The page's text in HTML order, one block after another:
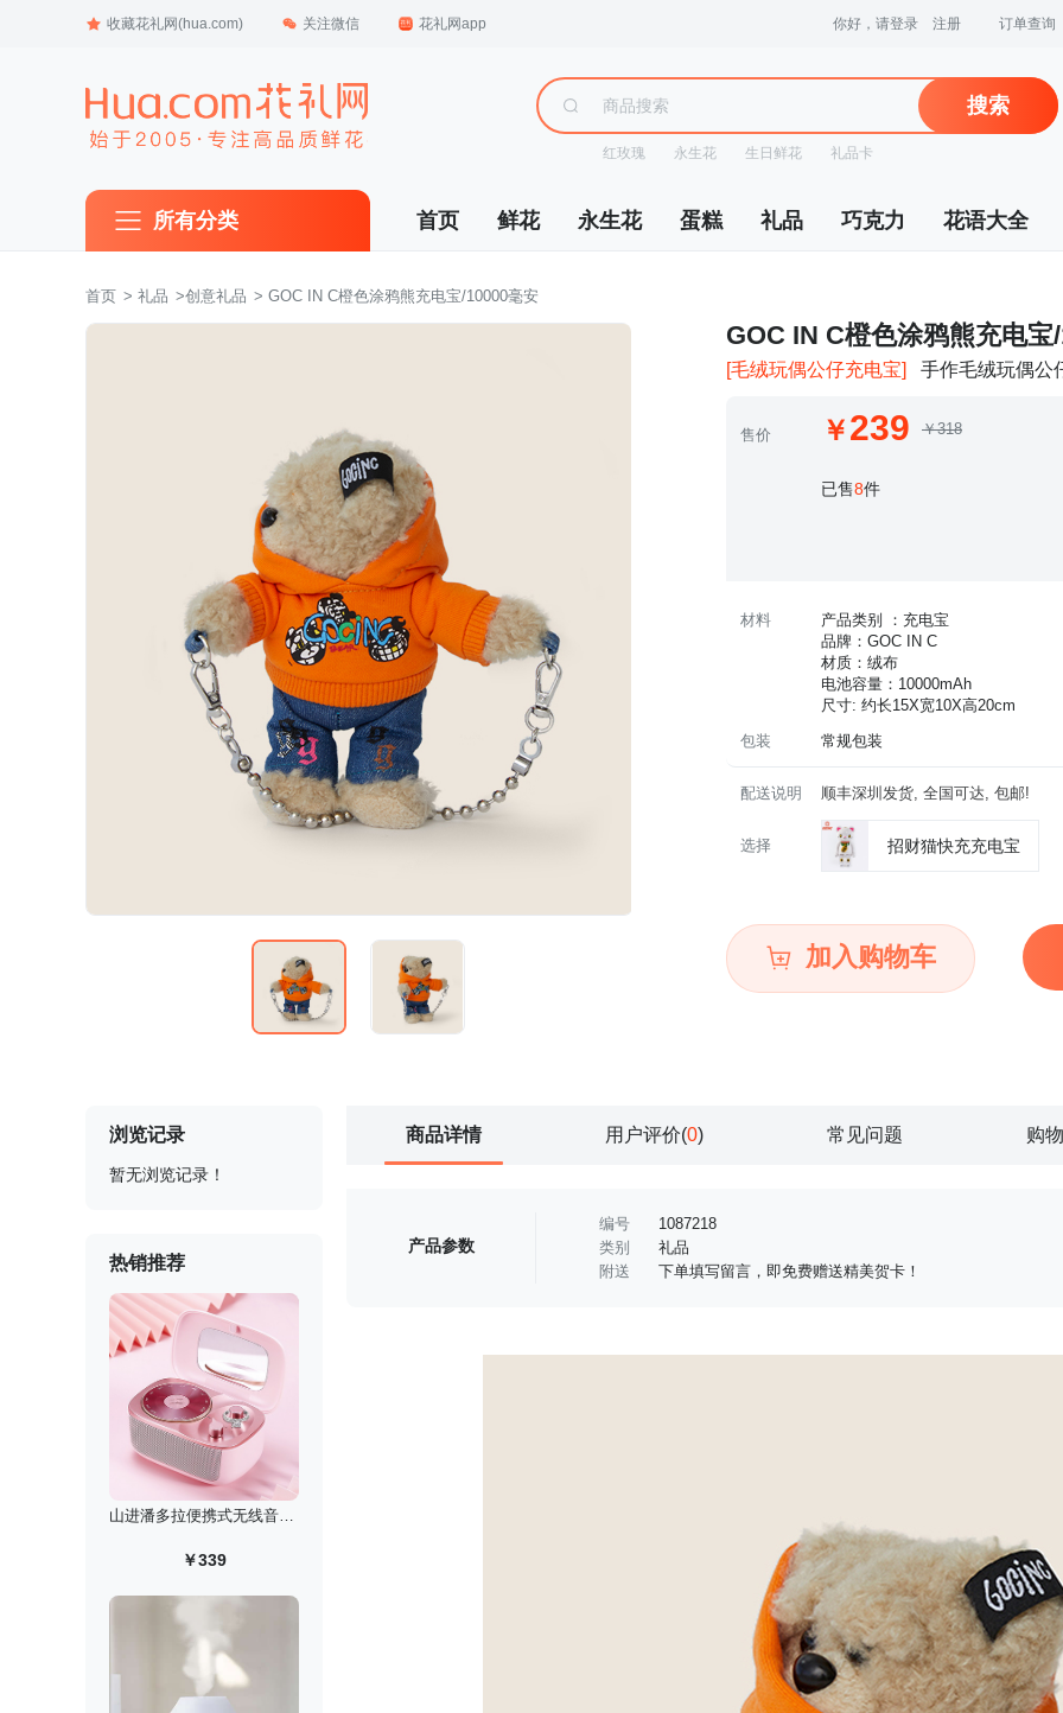
收藏花礼网(hua.com) 关注微信 花礼网app 你好，请登录 注册 订单查询
搜索
红玫瑰 永生花 生日鲜花 礼品卡
所有分类 首页 鲜花 永生花 蛋糕 礼品 巧克力 花语大全
首页 > 礼品 >创意礼品 > GOC IN C橙色涂鸦熊充电宝/10000毫安
GOC IN C橙色涂鸦熊充电宝
[毛绒玩偶公仔充电宝] 手作毛绒玩偶公
售价 239 ￥318
已售8件
材料
产品类别 ：充电宝
品牌：GOC IN C
材质：绒布
电池容量：10000mAh
尺寸: 约长15X宽10X高20cm
包装
常规包装
配送说明 顺丰深圳发货, 全国可达, 包邮!
选择 招财猫快充充电宝
加入购物车
浏览记录
暂无浏览记录！
热销推荐
￥339
商品详情 用户评价(0) 常见问题 购
产品参数
编号
1087218
类别
礼品
附送
下单填写留言，即免费赠送精美贺卡！